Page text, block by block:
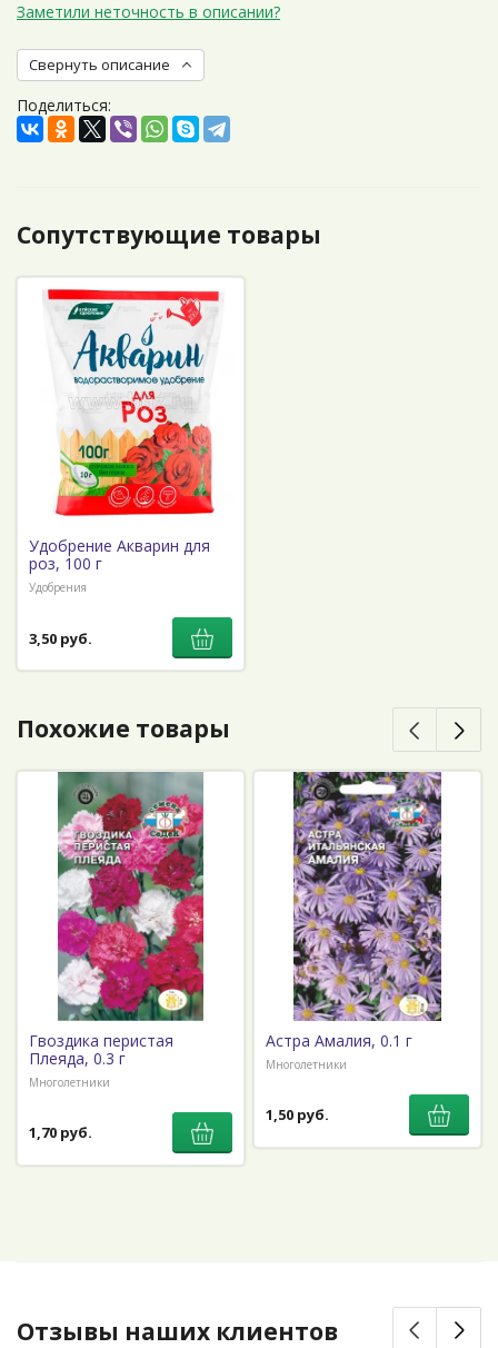
Заметили неточность в описании?
Свернуть описание
Поделиться:
Сопутствующие товары
Удобрение Акварин для
роз, 100 г
Удобрения
3,50 руб.
Похожие товары
Гвоздика перистая
Плеяда, 0.3 г
Многолетники
1,70 руб.
Астра Амалия, 0.1 г
Многолетники
1,50 руб.
Отзывы наших клиентов